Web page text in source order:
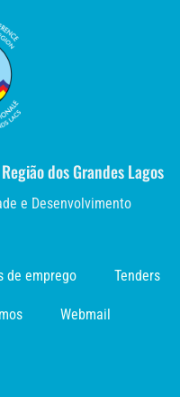
dos Grandes Lagos
e Desenvolvimento
de emprego Tenders
Webmail